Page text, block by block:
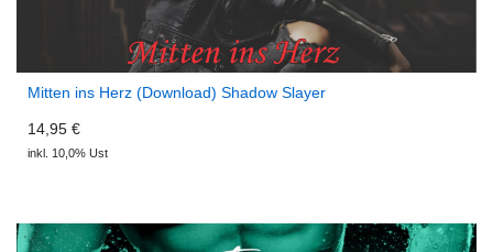
Mitten ins Herz (Download) Shadow Slayer
14,95 €
inkl. 10,0% Ust